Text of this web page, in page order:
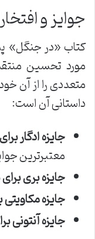
جوایز و
مورد تحسین
متعددی را از آن
داستانی آن است:
جایزه ادگار
معتبرترین
جایزه بری برای
جایزه مکاویتی
جایزه آنتونی